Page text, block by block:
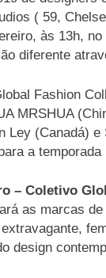
( 59,
às 13h,
diferente
Fashion
MRSHUA
Ley (Canadá)
a temporada
– Coletivo
as marcas
design